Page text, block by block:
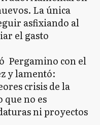
La única
asfixiando al
el gasto
Pergamino con el
y lamentó:
crisis de la
que no es
ni proyectos